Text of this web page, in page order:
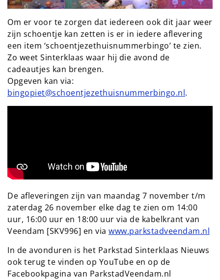
Om er voor te zorgen dat iedereen ook dit jaar weer
zijn schoentje kan zetten is er in iedere aflevering
een item ‘schoentjezethuisnummerbingo’ te zien.
Zo weet Sinterklaas waar hij die avond de
cadeautjes kan brengen.
Opgeven kan via:
bingopiet@schoentjezethuisnummerbingo.nl.
De afleveringen zijn van maandag 7 november t/m
zaterdag 26 november elke dag te zien om 14:00
uur, 16:00 uur en 18:00 uur via de kabelkrant van
Veendam [SKV996] en via www.parkstadveendam.nl
In de avonduren is het Parkstad Sinterklaas Nieuws
ook terug te vinden op YouTube en op de
Facebookpagina van ParkstadVeendam.nl